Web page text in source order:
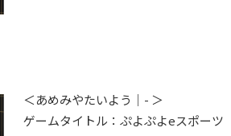
＜あめみやたいよう｜- ＞
ゲームタイトル：ぷよぷよeスポーツ